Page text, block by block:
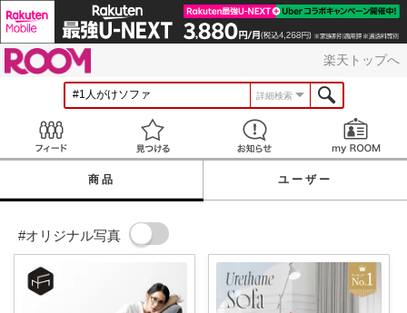
楽天トップへ
詳細検索
見つける お知らせ
商品 ユーザー
#オリジナル写真